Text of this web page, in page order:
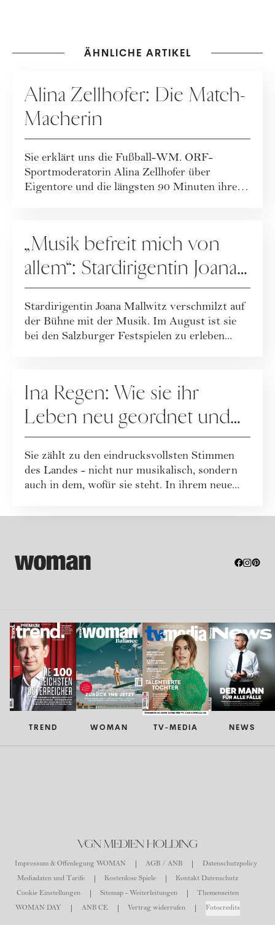
ÄHNLICHE ARTIKEL
Alina Zellhofer: Die Match-
Macherin
Sie erklärt uns die Fußball-WM. ORF-
Sportmoderatorin Alina Zellhofer über
Eigentore und die längsten 90 Minuten ihres
„Musik befreit mich von
allem“: Stardirigentin Joana
Mallwitz im Interview
Stardirigentin Joana Mallwitz verschmilzt auf
der Bühne mit der Musik. Im August ist sie
bei den Salzburger Festspielen zu erleben...
Ina Regen: Wie sie ihr
Leben neu geordnet und
zu sich selbst gefunden hat
Sie zählt zu den eindrucksvollsten Stimmen
des Landes - nicht nur musikalisch, sondern
auch in dem, wofür sie steht. In ihrem neue...
TREND WOMAN TV-MEDIA NEWS
VGN MEDIEN HOLDING
Impressum & Offenlegung WOMAN AGB / ANB
Datenschutzpolicy
Mediadaten und Tarife
Kostenlose Spiele
Kontakt Datenschutz
Cookie Einstellungen
Sitemap - Weiterleitungen
Themenseiten
WOMAN DAY
ANB CE Vertrag widerrufen Fotocredits